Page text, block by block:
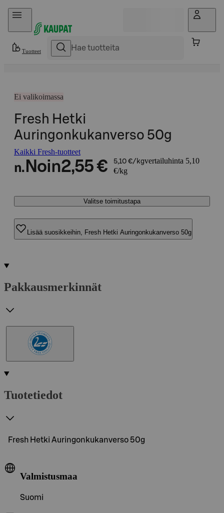
Hyppää sisältöön
Tuotteet
Ei valikoimassa
Fresh Hetki
Auringonkukanverso 50g
Kaikki Fresh-tuotteet
n. Noin2,55 € 5,10 €/kgvertailuhinta 5,10
€/kg
Valitse toimitustapa
Lisää suosikkeihin, Fresh Hetki Auringonkukanverso 50g
Pakkausmerkinnät
Tuotetiedot
Fresh Hetki Auringonkukanverso 50g
Valmistusmaa
Suomi